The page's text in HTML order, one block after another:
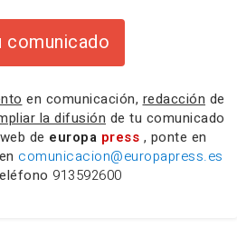
comunicado
en comunicación, redacción de
la difusión de tu comunicado
de europa press , ponte en
comunicacion@europapress.es
913592600